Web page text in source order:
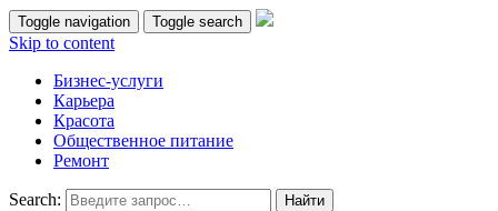
Toggle navigation Toggle search
Skip to content
Бизнес-услуги
Карьера
Красота
Общественное питание
Ремонт
Search: